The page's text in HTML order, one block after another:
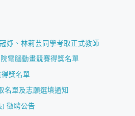
妤、林莉芸同學考取正式教師
電腦動畫競賽得獎名單
得獎名單
名單及志願選填通知
) 徵聘公告